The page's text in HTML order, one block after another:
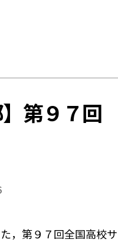
】第９７
た，第９７回全国高